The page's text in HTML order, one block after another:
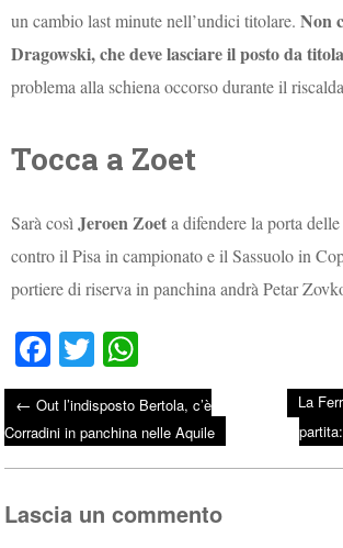
un cambio last minute nell’undici titolare.Non
Dragowski, che deve lasciare il posto da
problema alla schiena occorso durante il
Tocca a Zoet
Sarà cosìJeroen Zoeta difendere la porta
contro il Pisa in campionato e il Sassuolo in
portiere di riserva in panchina andrà Petar
Fa
ce
bo
ok
T
wi
tte
r
ha
ts
A
Post navigation
← Out l’indisposto Bertola, c’è
Corradini in panchina nelle Aquile
La
Lascia un commento